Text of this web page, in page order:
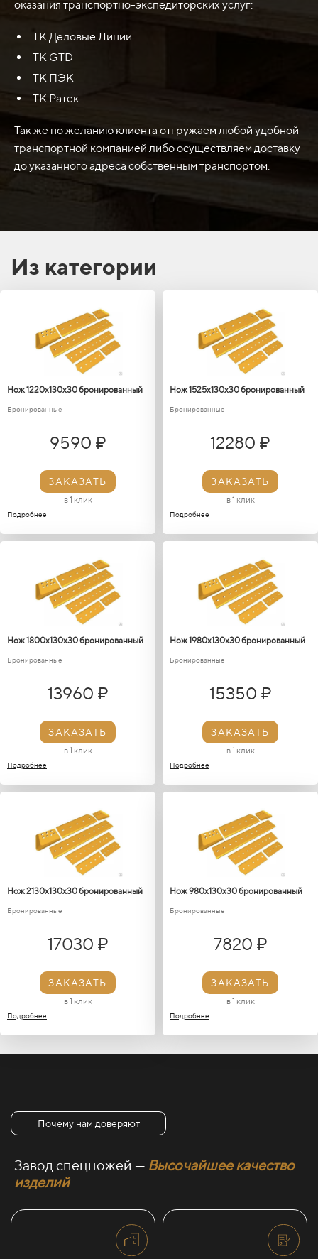
оказания транспортно-экспедиторских услуг:
ТК Деловые Линии
ТК GTD
ТК ПЭК
ТК Ратек
Так же по желанию клиента отгружаем любой удобной
транспортной компанией либо осуществляем доставку
до указанного адреса собственным транспортом.
Из категории
Нож 1220х130х30 бронированный
Бронированные
9590 ₽
ЗАКАЗАТЬ
в 1 клик
Подробнее
Нож 1525х130х30 бронированный
Бронированные
12280 ₽
ЗАКАЗАТЬ
в 1 клик
Подробнее
Нож 1800х130х30 бронированный
Бронированные
13960 ₽
ЗАКАЗАТЬ
в 1 клик
Подробнее
Нож 1980х130х30 бронированный
Бронированные
15350 ₽
ЗАКАЗАТЬ
в 1 клик
Подробнее
Нож 2130х130х30 бронированный
Бронированные
17030 ₽
ЗАКАЗАТЬ
в 1 клик
Подробнее
Нож 980х130х30 бронированный
Бронированные
7820 ₽
ЗАКАЗАТЬ
в 1 клик
Подробнее
Почему нам доверяют
Завод спецножей — Высочайшее качество
изделий